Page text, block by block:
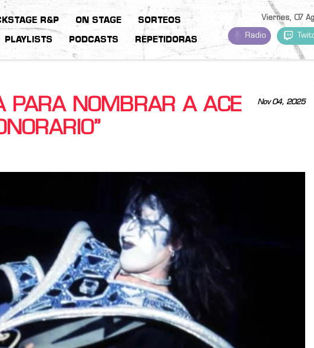
R&P ON STAGE SORTEOS
PLAYLISTS PODCASTS REPETIDORAS
Viernes, 07
Radio
Nov 04, 2025
PARA NOMBRAR A ACE